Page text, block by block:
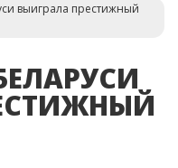
выиграла престижный